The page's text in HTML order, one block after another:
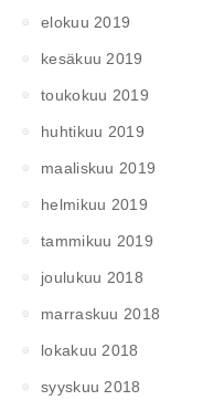
elokuu 2019
kesäkuu 2019
toukokuu 2019
huhtikuu 2019
maaliskuu 2019
helmikuu 2019
tammikuu 2019
joulukuu 2018
marraskuu 2018
lokakuu 2018
syyskuu 2018